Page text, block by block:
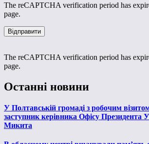
The reCAPTCHA verification period has
page.
The reCAPTCHA verification period has
page.
Останні новини
У Полтавській громаді з робочим
заступник керівника Офісу Президента
Микита